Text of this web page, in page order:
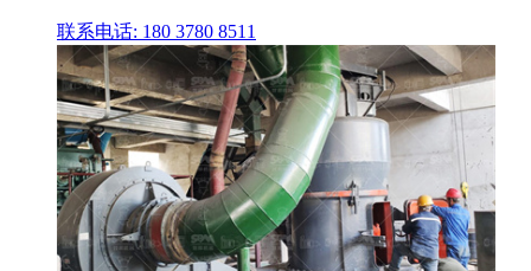
联系电话: 180 3780 8511